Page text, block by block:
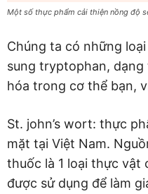
Một số thực phẩm cải thiện nồng độ
Chúng ta có những
sung tryptophan,
hóa trong cơ thể bạn,
St. john’s wort: thực
mặt tại Việt Nam.
thuốc là 1 loại thực vật
được sử dụng để làm